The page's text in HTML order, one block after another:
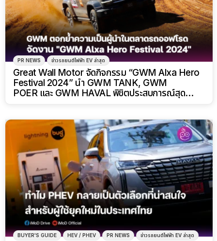
PR NEWS ข่าวรถยนต์ไฟฟ้า EV ล่าสุด
Great Wall Motor จัดกิจกรรม “GWM Alxa Hero
Festival 2024” นำ GWM TANK, GWM
POER และ GWM HAVAL พิชิตประสบการณ์สุด
BUYER'S GUIDE HEV / PHEV PR NEWS ข่าวรถยนต์ไฟฟ้า EV ล่าสุด